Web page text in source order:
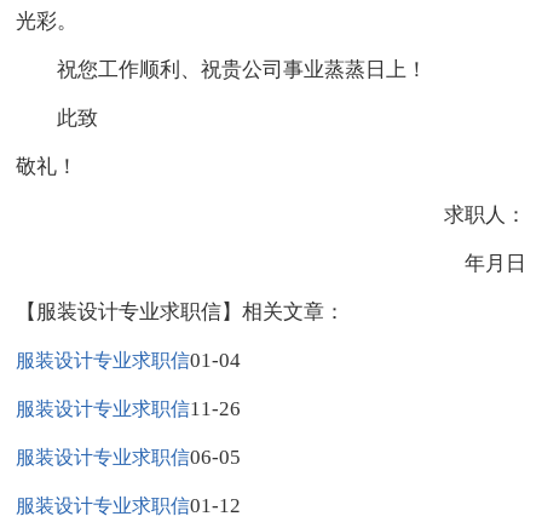
光彩。
祝您工作顺利、祝贵公司事业蒸蒸日上！
此致
敬礼！
求职人：
年月日
【服装设计专业求职信】相关文章：
服装设计专业求职信01-04
服装设计专业求职信11-26
服装设计专业求职信06-05
服装设计专业求职信01-12